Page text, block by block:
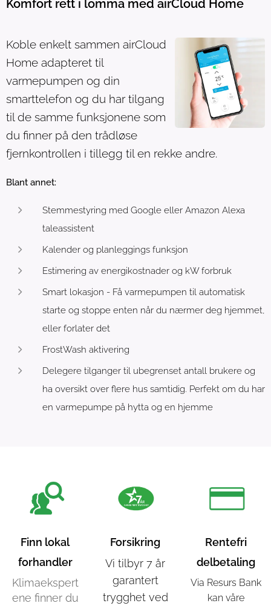
Komfort rett i lomma med airCloud Home
Koble enkelt sammen airCloud
Home adapteret til
varmepumpen og din
smarttelefon og du har tilgang
til de samme funksjonene som
du finner på den trådløse
fjernkontrollen i tillegg til en rekke andre.
Blant annet:
Stemmestyring med Google eller Amazon Alexa
taleassistent
Kalender og planleggings funksjon
Estimering av energikostnader og kW forbruk
Smart lokasjon - Få varmepumpen til automatisk
starte og stoppe enten når du nærmer deg hjemmet,
eller forlater det
FrostWash aktivering
Delegere tilganger til ubegrenset antall brukere og
ha oversikt over flere hus samtidig. Perfekt om du har
en varmepumpe på hytta og en hjemme
Finn lokal
forhandler
Klimaekspert
ene finner du
Forsikring
Vi tilbyr 7 år
garantert
trygghet ved
Rentefri
delbetaling
Via Resurs Bank
kan våre